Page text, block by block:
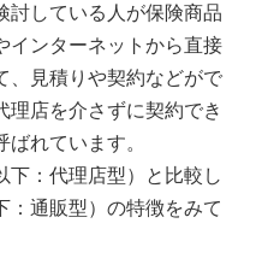
討している人が保険商品
インターネットから直接
、見積りや契約などがで
理店を介さずに契約でき
れています。
下：代理店型）と比較し
：通販型）の特徴をみて